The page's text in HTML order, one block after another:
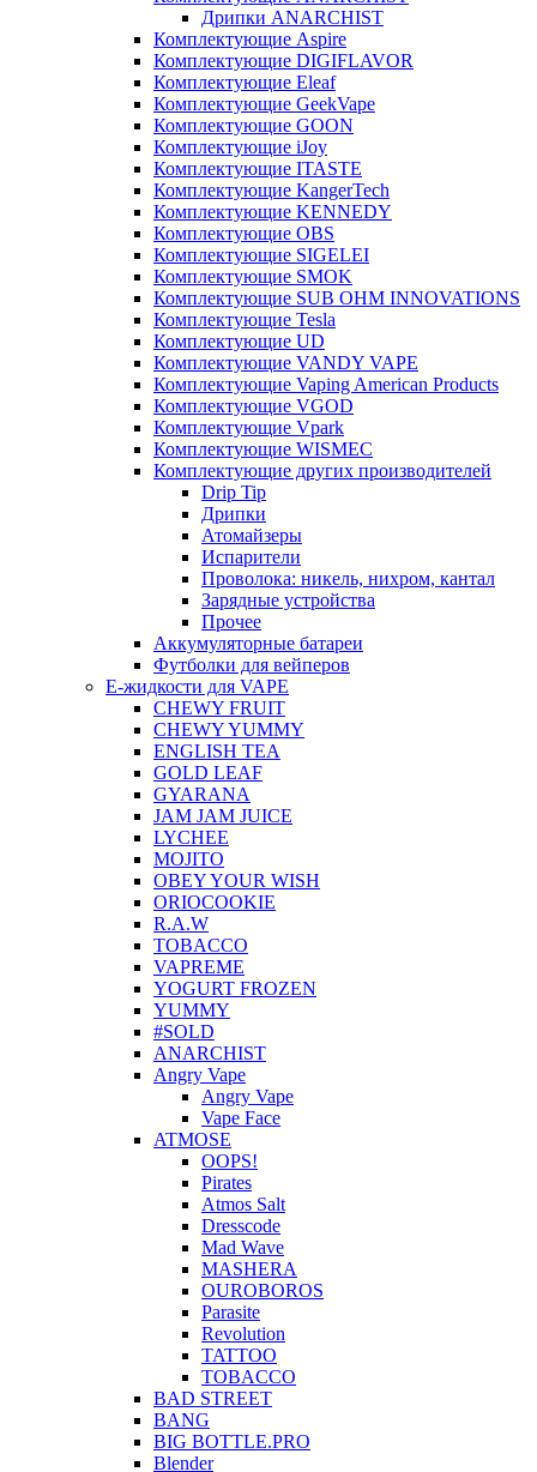
Дрипки ANARCHIST
Комплектующие Aspire
Комплектующие DIGIFLAVOR
Комплектующие Eleaf
Комплектующие GeekVape
Комплектующие GOON
Комплектующие iJoy
Комплектующие ITASTE
Комплектующие KangerTech
Комплектующие KENNEDY
Комплектующие OBS
Комплектующие SIGELEI
Комплектующие SMOK
Комплектующие SUB OHM INNOVATIONS
Комплектующие Tesla
Комплектующие UD
Комплектующие VANDY VAPE
Комплектующие Vaping American Products
Комплектующие VGOD
Комплектующие Vpark
Комплектующие WISMEC
Комплектующие других производителей
Drip Tip
Дрипки
Атомайзеры
Испарители
Проволока: никель, нихром, кантал
Зарядные устройства
Прочее
Аккумуляторные батареи
Футболки для вейперов
Е-жидкости для VAPE
CHEWY FRUIT
CHEWY YUMMY
ENGLISH TEA
GOLD LEAF
GYARANA
JAM JAM JUICE
LYCHEE
MOJITO
OBEY YOUR WISH
ORIOCOOKIE
R.A.W
TOBACCO
VAPREME
YOGURT FROZEN
YUMMY
#SOLD
ANARCHIST
Angry Vape
Angry Vape
Vape Face
ATMOSE
OOPS!
Pirates
Atmos Salt
Dresscode
Mad Wave
MASHERA
OUROBOROS
Parasite
Revolution
TATTOO
TOBACCO
BAD STREET
BANG
BIG BOTTLE.PRO
Blender